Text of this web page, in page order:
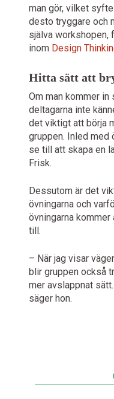
man gör, vilket
desto tryggare och
själva workshopen,
inom Design
Hitta sätt att
Om man kommer
deltagarna inte
det viktigt att börja
gruppen. Inled med
se till att skapa en
Frisk.
Dessutom är det
övningarna och
övningarna
till.
– När jag visar
blir gruppen också
mer avslappnat
säger hon.